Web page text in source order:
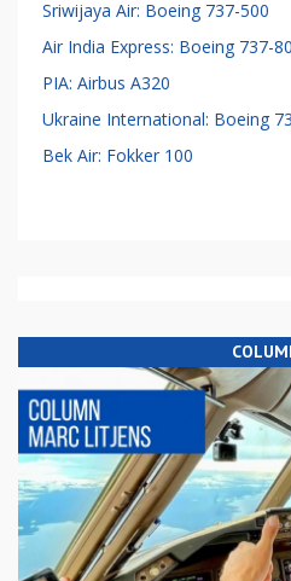
Sriwijaya Air: Boeing 737-500
Air India Express: Boeing 737-
PIA: Airbus A320
Ukraine International: Boeing
Bek Air: Fokker 100